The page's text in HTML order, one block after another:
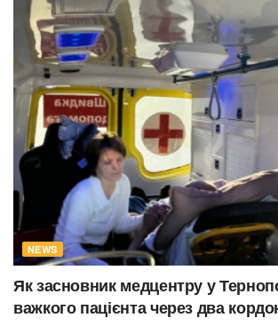
NEWS
Як засновник медцентру у
важкого пацієнта через два